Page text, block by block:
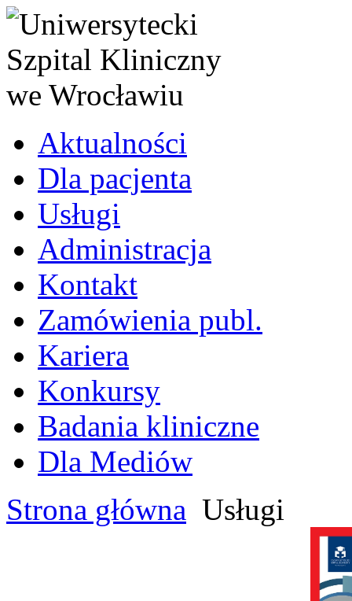
Aktualności
Dla pacjenta
Usługi
Administracja
Kontakt
Zamówienia publ.
Kariera
Konkursy
Badania kliniczne
Dla Mediów
Strona główna Usługi